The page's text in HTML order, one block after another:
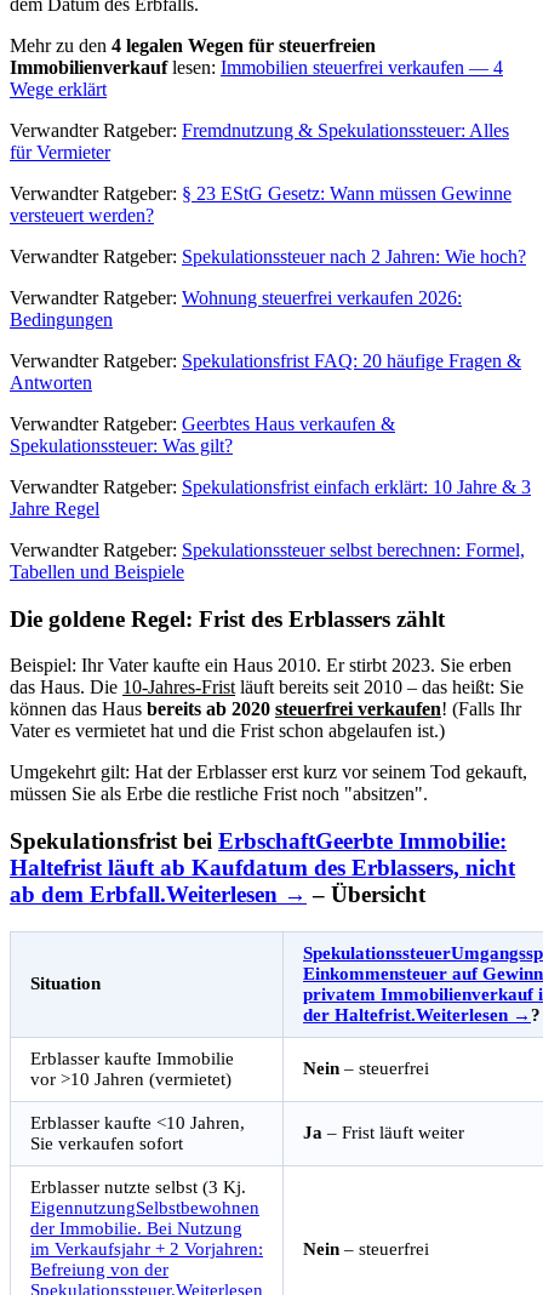
dem Datum des Erbfalls.
Mehr zu den 4 legalen Wegen für steuerfreien
Immobilienverkauflesen: Immobilien steuerfrei verkaufen — 4
Wege erklärt
Verwandter Ratgeber: Fremdnutzung & Spekulationssteuer: Alles
für Vermieter
Verwandter Ratgeber: § 23 EStG Gesetz: Wann müssen Gewinne
versteuert werden?
Verwandter Ratgeber: Spekulationssteuer nach 2 Jahren: Wie hoch?
Verwandter Ratgeber: Wohnung steuerfrei verkaufen 2026:
Bedingungen
Verwandter Ratgeber: Spekulationsfrist FAQ: 20 häufige Fragen &
Antworten
Verwandter Ratgeber: Geerbtes Haus verkaufen &
Spekulationssteuer: Was gilt?
Verwandter Ratgeber: Spekulationsfrist einfach erklärt: 10 Jahre & 3
Jahre Regel
Verwandter Ratgeber: Spekulationssteuer selbst berechnen: Formel,
Tabellen und Beispiele
Die goldene Regel: Frist des Erblassers zählt
Beispiel: Ihr Vater kaufte ein Haus 2010. Er stirbt 2023. Sie erben
das Haus. Die 10-Jahres-Frist läuft bereits seit 2010 – das heißt: Sie
können das Haus bereits ab 2020 steuerfrei verkaufen! (Falls Ihr
Vater es vermietet hat und die Frist schon abgelaufen ist.)
Umgekehrt gilt: Hat der Erblasser erst kurz vor seinem Tod gekauft,
müssen Sie als Erbe die restliche Frist noch "absitzen".
Spekulationsfrist bei ErbschaftGeerbte Immobilie:
Haltefrist läuft ab Kaufdatum des Erblassers, nicht
ab dem Erbfall.Weiterlesen → – Übersicht
Situation
Spekulationssteuer
Einkommensteuer auf
privatem Immobilienverkauf
der Haltefrist.Weiterlesen →?
Erblasser kaufte Immobilie
vor >10 Jahren (vermietet)
Nein – steuerfrei
Erblasser kaufte <10 Jahren,
Sie verkaufen sofort
Ja – Frist läuft weiter
Erblasser nutzte selbst (3 Kj.
EigennutzungSelbstbewohnen
der Immobilie. Bei Nutzung
im Verkaufsjahr + 2 Vorjahren:
Befreiung von der
Spekulationssteuer.Weiterlesen
Nein – steuerfrei